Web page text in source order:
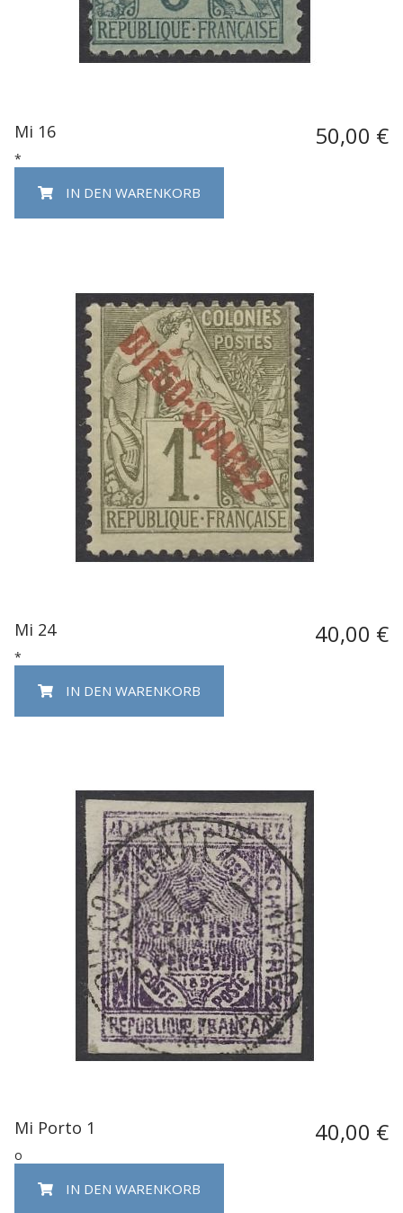
Mi 16 50,00 €
*
IN DEN WARENKORB
Mi 24 40,00 €
*
IN DEN WARENKORB
Mi Porto 1 40,00 €
o
IN DEN WARENKORB